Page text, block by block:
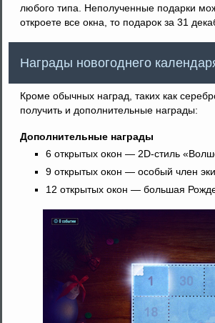
любого типа. Неполученные подарки
откроете все окна, то подарок за 31
Награды новогоднего
Кроме обычных наград, таких как
получить и дополнительные награды:
Дополнительные награды
6 открытых окон — 2D-стиль
9 открытых окон — особый член
12 открытых окон — большая